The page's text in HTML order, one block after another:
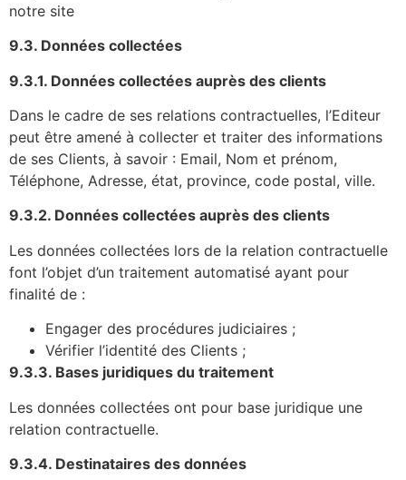
notre site
9.3. Données collectées
9.3.1. Données collectées auprès des clients
Dans le cadre de ses relations contractuelles, l’Editeur
peut être amené à collecter et traiter des informations
de ses Clients, à savoir : Email, Nom et prénom,
Téléphone, Adresse, état, province, code postal, ville.
9.3.2. Données collectées auprès des clients
Les données collectées lors de la relation contractuelle
font l’objet d’un traitement automatisé ayant pour
finalité de :
Engager des procédures judiciaires ;
Vérifier l’identité des Clients ;
9.3.3. Bases juridiques du traitement
Les données collectées ont pour base juridique une
relation contractuelle.
9.3.4. Destinataires des données